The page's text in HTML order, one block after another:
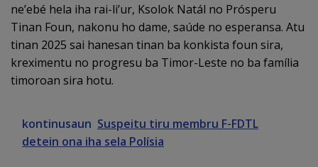
ne’ebé hela iha rai-li’ur, Ksolok Natál no Prósperu
Tinan Foun, nakonu ho dame, saúde no esperansa. Atu
tinan 2025 sai hanesan tinan ba konkista foun sira,
kreximentu no progresu ba Timor-Leste no ba família
timoroan sira hotu.
kontinusaun Suspeitu tiru membru F-FDTL
detein ona iha sela Polísia